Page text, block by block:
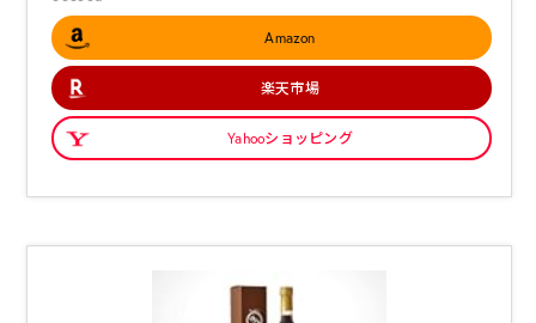
Amazon
楽天市場
Yahooショッピング